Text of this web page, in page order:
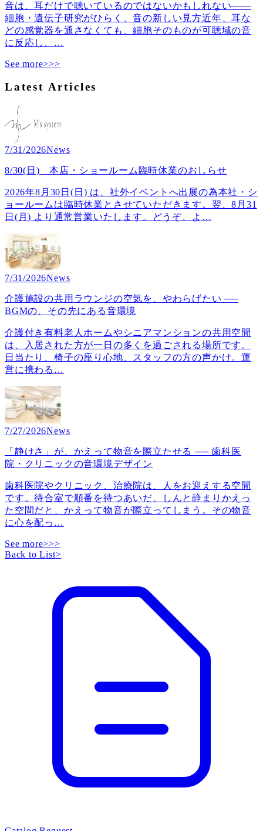
音は、耳だけで聴いているのではないかもしれない――
細胞・遺伝子研究がひらく、音の新しい見方近年、耳な
どの感覚器を通さなくても、細胞そのものが可聴域の音
に反応し、 …
See more>>>
Latest Articles
7/31/2026News
8/30(日) 本店・ショールーム臨時休業のおしらせ
2026年8月30日(日) は、社外イベントへ出展の為本社・シ
ョールームは臨時休業とさせていただきます。翌、8月31
日(月) より通常営業いたします。どうぞ、よ …
7/31/2026News
介護施設の共用ラウンジの空気を、やわらげたい ──
BGMの、その先にある音環境
介護付き有料老人ホームやシニアマンションの共用空間
は、入居された方が一日の多くを過ごされる場所です。
日当たり、椅子の座り心地、スタッフの方の声かけ。運
営に携わる …
7/27/2026News
「静けさ」が、かえって物音を際立たせる ── 歯科医
院・クリニックの音環境デザイン
歯科医院やクリニック、治療院は、人をお迎えする空間
です。待合室で順番を待つあいだ、しんと静まりかえっ
た空間だと、かえって物音が際立ってしまう。その物音
に心を配っ …
See more>>>
Back to List>